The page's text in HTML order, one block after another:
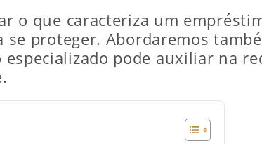
o que caracteriza um
se proteger. Abordaremos
pode auxiliar na